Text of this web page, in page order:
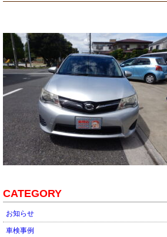
CATEGORY
お知らせ
車検事例